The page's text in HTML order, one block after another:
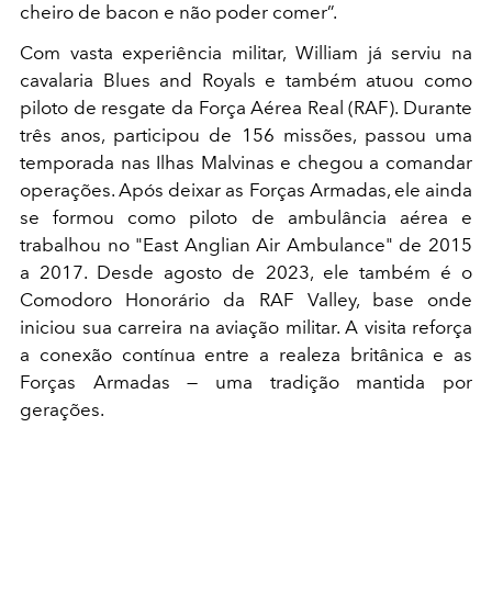
cheiro de bacon e não poder comer”.
Com vasta experiência militar, William já serviu na
cavalaria Blues and Royals e também atuou como
piloto de resgate da Força Aérea Real (RAF). Durante
três anos, participou de 156 missões, passou uma
temporada nas Ilhas Malvinas e chegou a comandar
operações. Após deixar as Forças Armadas, ele ainda
se formou como piloto de ambulância aérea e
trabalhou no "East Anglian Air Ambulance" de 2015
a 2017. Desde agosto de 2023, ele também é o
Comodoro Honorário da RAF Valley, base onde
iniciou sua carreira na aviação militar. A visita reforça
a conexão contínua entre a realeza britânica e as
Forças Armadas — uma tradição mantida por
gerações.